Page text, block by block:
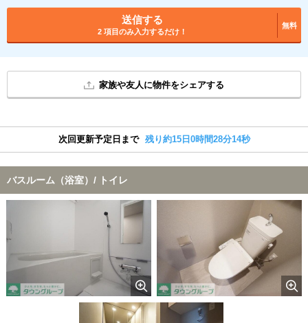
送信する
2 項目のみ入力するだけ！
無料
家族や友人に物件をシェアする
次回更新予定日まで 残り約15日0時間28分13秒
バスルーム（浴室）/ トイレ